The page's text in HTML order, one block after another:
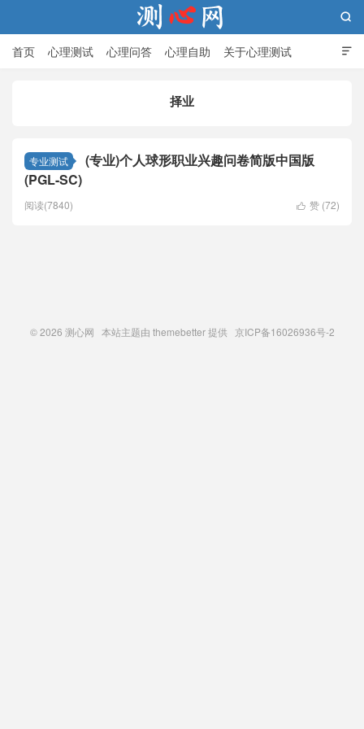

首页 心理测试 心理问答 心理自助 关于心理测试

择业
专业测试
(专业)个人球形职业兴趣问卷简版中国版
(PGL-SC)
 赞 (72)
阅读(7840)
© 2026 测心网 本站主题由 themebetter提供 京ICP备16026936号-2